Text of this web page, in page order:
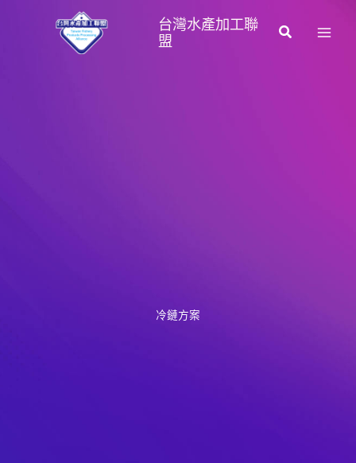
台灣水產加工聯
盟
搜
冷鏈方案